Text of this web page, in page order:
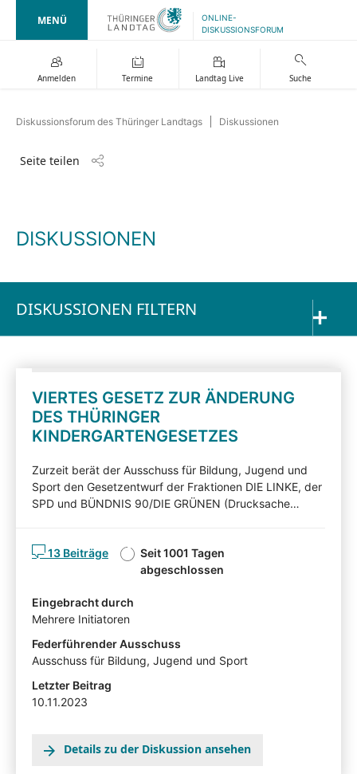
MENÜ
ONLINE-
DISKUSSIONSFORUM
Anmelden Termine Landtag Live Suche
Diskussionsforum des Thüringer Landtags Diskussionen
Seite teilen
DISKUSSIONEN
DISKUSSIONEN FILTERN
VIERTES GESETZ ZUR ÄNDERUNG
DES THÜRINGER
KINDERGARTENGESETZES
Zurzeit berät der Ausschuss für Bildung, Jugend und
Sport den Gesetzentwurf der Fraktionen DIE LINKE, der
SPD und BÜNDNIS 90/DIE GRÜNEN (Drucksache
Ihren Beiträgen, Ihren Erläuterungen oder Ihrer Kritik
können Sie Einfluss auf die Arbeit des Ausschusses für
wichtige Gesichtspunkte hinweisen. Die von
Sachverständigen, Interessensvertretern und anderen
Auskunftspersonen im Rahmen eines
Anhörungsverfahrens eingereichten Stellungnahmen
können mit Zustimmung der Angehörten in der
Beteiligtentransparenzdokumentation eingesehen
werden: hier
13 Beiträge
Seit 1001 Tagen
abgeschlossen
Eingebracht durch
Mehrere Initiatoren
Federführender Ausschuss
Ausschuss für Bildung, Jugend und Sport
Letzter Beitrag
10.11.2023
Details zu der Diskussion ansehen